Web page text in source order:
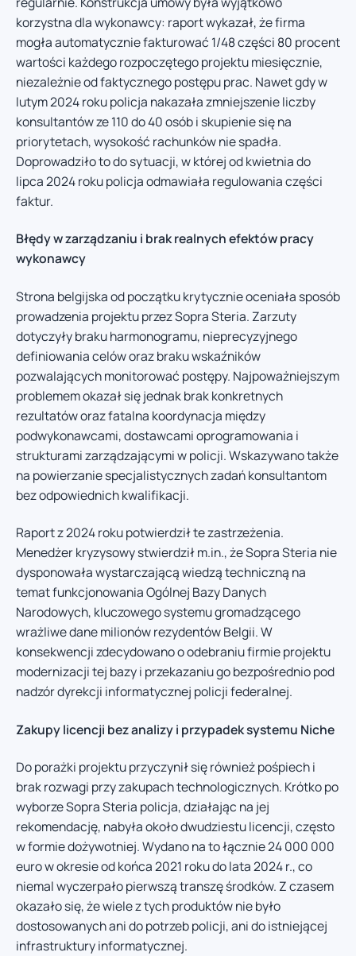
korzystna dla wykonawcy: raport wykazał, że firma
mogła automatycznie fakturować 1/48 części 80 procent
wartości każdego rozpoczętego projektu miesięcznie,
niezależnie od faktycznego postępu prac. Nawet gdy w
lutym 2024 roku policja nakazała zmniejszenie liczby
konsultantów ze 110 do 40 osób i skupienie się na
priorytetach, wysokość rachunków nie spadła.
Doprowadziło to do sytuacji, w której od kwietnia do
lipca 2024 roku policja odmawiała regulowania części
faktur.
Błędy w zarządzaniu i brak realnych efektów pracy
wykonawcy
Strona belgijska od początku krytycznie oceniała sposób
prowadzenia projektu przez Sopra Steria. Zarzuty
dotyczyły braku harmonogramu, nieprecyzyjnego
definiowania celów oraz braku wskaźników
pozwalających monitorować postępy. Najpoważniejszym
problemem okazał się jednak brak konkretnych
rezultatów oraz fatalna koordynacja między
podwykonawcami, dostawcami oprogramowania i
strukturami zarządzającymi w policji. Wskazywano także
na powierzanie specjalistycznych zadań konsultantom
bez odpowiednich kwalifikacji.
Raport z 2024 roku potwierdził te zastrzeżenia.
Menedżer kryzysowy stwierdził m.in., że Sopra Steria nie
dysponowała wystarczającą wiedzą techniczną na
temat funkcjonowania Ogólnej Bazy Danych
Narodowych, kluczowego systemu gromadzącego
wrażliwe dane milionów rezydentów Belgii. W
konsekwencji zdecydowano o odebraniu firmie projektu
modernizacji tej bazy i przekazaniu go bezpośrednio pod
nadzór dyrekcji informatycznej policji federalnej.
Zakupy licencji bez analizy i przypadek systemu Niche
Do porażki projektu przyczynił się również pośpiech i
brak rozwagi przy zakupach technologicznych. Krótko po
wyborze Sopra Steria policja, działając na jej
rekomendację, nabyła około dwudziestu licencji, często
w formie dożywotniej. Wydano na to łącznie 24 000 000
euro w okresie od końca 2021 roku do lata 2024 r., co
niemal wyczerpało pierwszą transzę środków. Z czasem
okazało się, że wiele z tych produktów nie było
dostosowanych ani do potrzeb policji, ani do istniejącej
infrastruktury informatycznej.